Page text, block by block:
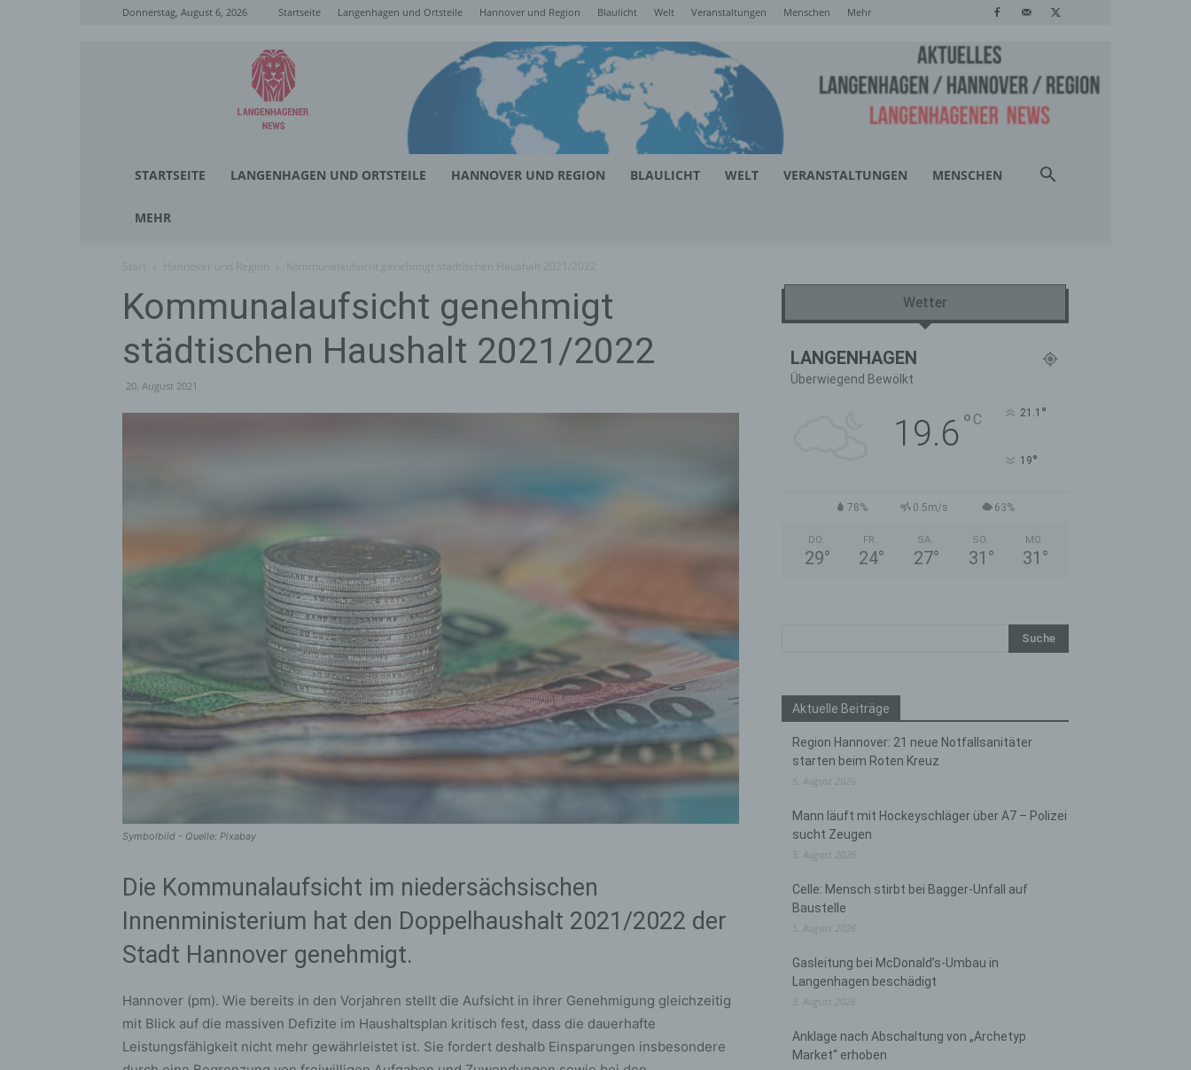
Donnerstag, August 6, 2026 Startseite Langenhagen und Ortsteile Hannover und Region Blaulicht Welt Veranstaltungen Menschen Mehr
Langenhagener
News
STARTSEITE LANGENHAGEN UND ORTSTEILE HANNOVER UND REGION BLAULICHT WELT VERANSTALTUNGEN MENSCHEN
MEHR
Kommunalaufsicht genehmigt
städtischen Haushalt 2021/2022
20. August 2021
Symbolbild - Quelle: Pixabay
Die Kommunalaufsicht im niedersächsischen
Innenministerium hat den Doppelhaushalt 2021/2022 der
Stadt Hannover genehmigt.
Hannover (pm). Wie bereits in den Vorjahren stellt die Aufsicht in ihrer Genehmigung gleichzeitig
mit Blick auf die massiven Defizite im Haushaltsplan kritisch fest, dass die dauerhafte
Leistungsfähigkeit nicht mehr gewährleistet ist. Sie fordert deshalb Einsparungen insbesondere
Wetter
LANGENHAGEN
Überwiegend Bewölkt
19.6° C 21.1 °
19°
78% 0.5m/s 63%
DO.
29°
FR.
24°
SA.
27°
SO.
31 °
MO.
31 °
Aktuelle Beiträge
Region Hannover: 21 neue Notfallsanitäter
starten beim Roten Kreuz
5. August 2026
Mann läuft mit Hockeyschläger über A7 – Polizei
sucht Zeugen
5. August 2026
Celle: Mensch stirbt bei Bagger-Unfall auf
Baustelle
5. August 2026
Gasleitung bei McDonald’s-Umbau in
Langenhagen beschädigt
5. August 2026
Anklage nach Abschaltung von „Archetyp
Market“ erhoben